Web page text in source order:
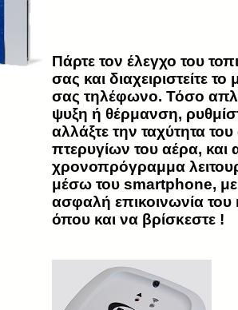
Πάρτε τον έλεγχο του
σας και διαχειριστείτε
σας τηλέφωνο. Τόσο απλά.
ψυξη ή θέρμανση,
αλλάξτε την ταχύτητα
πτερυγίων του αέρα, και
χρονοπρόγραμμα
μέσω του smartphone, με
ασφαλή επικοινωνία
όπου και να βρίσκεστε !